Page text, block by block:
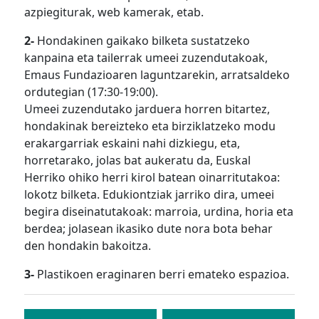
azpiegiturak, web kamerak, etab.
2- Hondakinen gaikako bilketa sustatzeko
kanpaina eta tailerrak umeei zuzendutakoak,
Emaus Fundazioaren laguntzarekin, arratsaldeko
ordutegian (17:30-19:00).
Umeei zuzendutako jarduera horren bitartez,
hondakinak bereizteko eta birziklatzeko modu
erakargarriak eskaini nahi dizkiegu, eta,
horretarako, jolas bat aukeratu da, Euskal
Herriko ohiko herri kirol batean oinarritutakoa:
lokotz bilketa. Edukiontziak jarriko dira, umeei
begira diseinatutakoak: marroia, urdina, horia eta
berdea; jolasean ikasiko dute nora bota behar
den hondakin bakoitza.
3- Plastikoen eraginaren berri emateko espazioa.
Bidalketetan